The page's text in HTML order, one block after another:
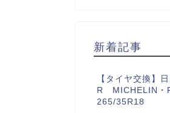
新着記事
【タイヤ交換】
R MICHELIN・
265/35R18